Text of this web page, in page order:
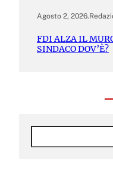
Agosto 2, 2026.
FDI ALZA IL
SINDACO DOV’È?
S